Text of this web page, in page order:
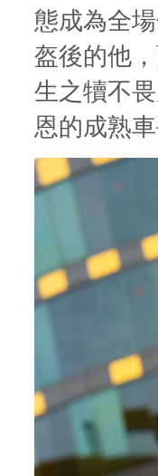
態成為全
盔後的他
生之犢不
恩的成熟車